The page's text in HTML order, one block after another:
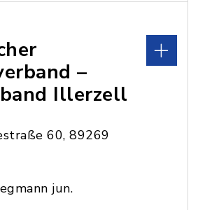
–
Illerzell
60, 89269
jun.